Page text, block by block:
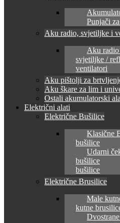
Punjači
Aku radio, svjetiljke i
Aku radio
svjetiljke /
ventilatori
Aku pištolji za
Aku škare za lim i
Ostali akumulatorski
Električni alati
Električne Bušilice
Klasične
bušilice
Udarni
bušilice
bušilice
Električne Brusilice
Male
kutne